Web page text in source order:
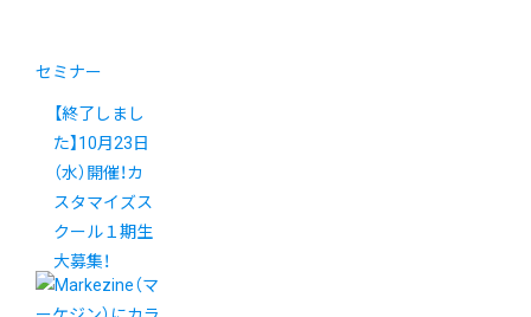
セミナー
【終了しまし
た】10月23日
（水）開催！カ
スタマイズス
クール１期生
大募集！